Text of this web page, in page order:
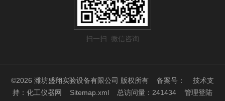
扫一扫 微信咨询
©2026 潍坊盛翔实验设备有限公司 版权所有 备案号：
技术支
持： 化工仪器网 Sitemap.xml 总访问量：241434 管理登陆